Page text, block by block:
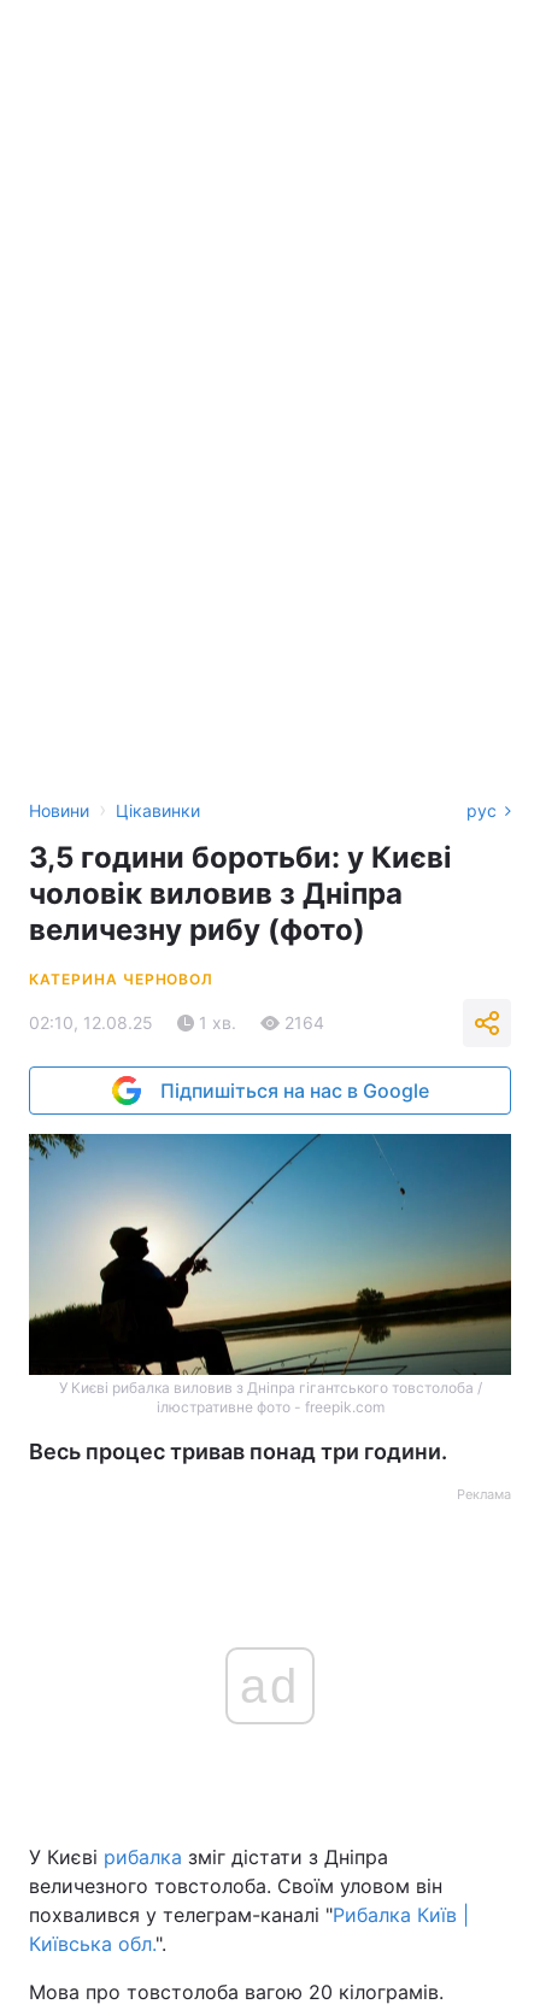
Новини › Цікавинки рус
3,5 години боротьби: у Києві
чоловік виловив з Дніпра
величезну рибу (фото)
КАТЕРИНА ЧЕРНОВОЛ
02:10, 12.08.25 1 хв. 2164
Підпишіться на нас в Google
У Києві рибалка виловив з Дніпра гігантського товстолоба /
ілюстративне фото - freepik.com
Весь процес тривав понад три години.
Реклама
ad
У Києві рибалка зміг дістати з Дніпра
величезного товстолоба. Своїм уловом він
похвалився у телеграм-каналі "Рибалка Київ |
Київська обл.".
Мова про товстолоба вагою 20 кілограмів.